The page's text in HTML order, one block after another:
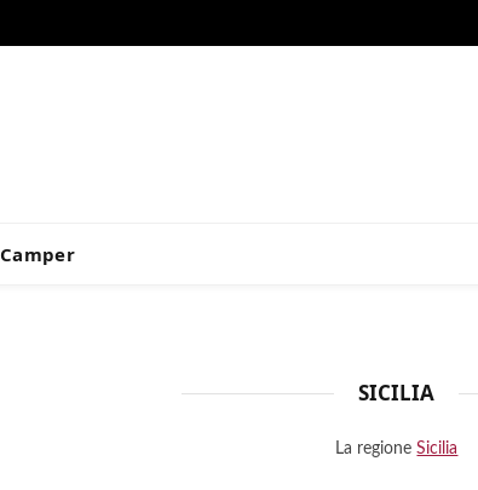
Camper
SICILIA
La regioneSicilia